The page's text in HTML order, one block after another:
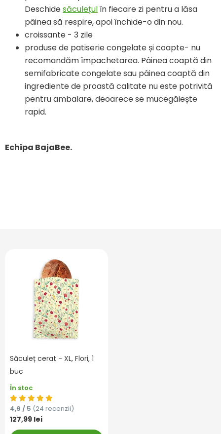
Deschidesăculețulîn fiecare zi pentru a lăsa
pâinea să respire, apoi închide-o din nou.
croissante - 3 zile
produse de patiserie congelate și coapte- nu
recomandăm împachetarea. Pâinea coaptă din
semifabricate congelate sau pâinea coaptă din
ingrediente de proastă calitate nu este potrivită
pentru ambalare, deoarece se mucegăiește
rapid.
Echipa BajaBee.
Săculeț cerat - XL, Flori, 1
buc
În stoc
4,9 / 5 (24 recenzii)
127,99 lei